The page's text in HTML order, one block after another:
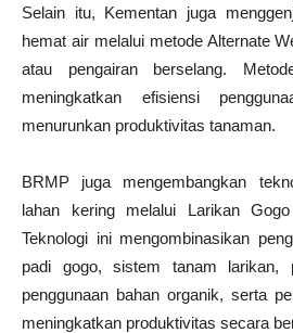
Selain itu, Kementan juga
hemat air melalui metode Alternate
atau pengairan berselang.
meningkatkan efisiensi
menurunkan produktivitas tanaman.
BRMP juga mengembangkan
lahan kering melalui Larikan
Teknologi ini mengombinasikan
padi gogo, sistem tanam larikan,
penggunaan bahan organik, serta
meningkatkan produktivitas secara